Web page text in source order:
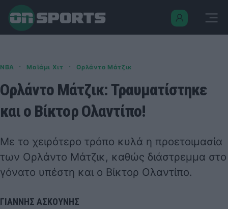
NBA · Μαϊάμι Χιτ · Ορλάντο Μάτζικ
Ορλάντο Μάτζικ: Τραυματίστηκε
και ο Βίκτορ Ολαντίπο!
Με το χειρότερο τρόπο κυλά η προετοιμασία
των Ορλάντο Μάτζικ, καθώς διάστρεμμα στο
γόνατο υπέστη και ο Βίκτορ Ολαντίπο.
ΓΙΑΝΝΗΣ ΑΣΚΟΥΝΗΣ